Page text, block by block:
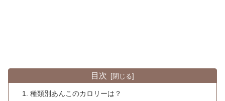
目次
種類別あんこのカロリーは？